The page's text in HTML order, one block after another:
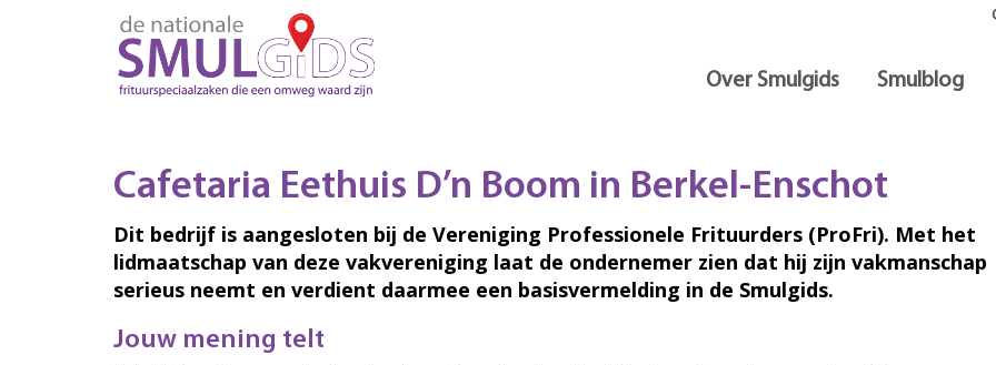
Over Smulgids Smulblog
Cafetaria Eethuis D’n Boom in Berkel-Enschot
Dit bedrijf is aangesloten bij de Vereniging Professionele Frituurders (ProFri). Met het
lidmaatschap van deze vakvereniging laat de ondernemer zien dat hij zijn vakmanschap
serieus neemt en verdient daarmee een basisvermelding in de Smulgids.
Jouw mening telt